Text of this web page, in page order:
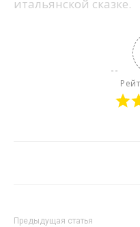
итальянской сказке.
Предыдущая статья